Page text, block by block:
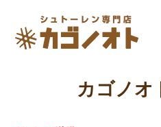
カゴノオ